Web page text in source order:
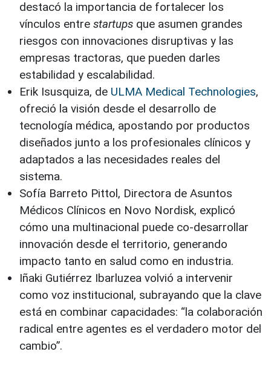
destacó la importancia de fortalecer los
vínculos entre startups que asumen grandes
riesgos con innovaciones disruptivas y las
empresas tractoras, que pueden darles
estabilidad y escalabilidad.
Erik Isusquiza, de ULMA Medical Technologies,
ofreció la visión desde el desarrollo de
tecnología médica, apostando por productos
diseñados junto a los profesionales clínicos y
adaptados a las necesidades reales del
sistema.
Sofía Barreto Pittol, Directora de Asuntos
Médicos Clínicos en Novo Nordisk, explicó
cómo una multinacional puede co-desarrollar
innovación desde el territorio, generando
impacto tanto en salud como en industria.
Iñaki Gutiérrez Ibarluzea volvió a intervenir
como voz institucional, subrayando que la clave
está en combinar capacidades: “la colaboración
radical entre agentes es el verdadero motor del
cambio”.